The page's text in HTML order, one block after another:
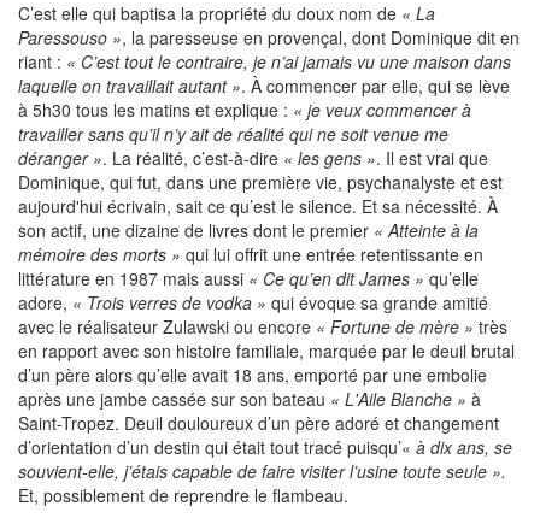
C’est elle qui baptisa la propriété du doux nom de « La
Paressouso », la paresseuse en provençal, dont Dominique dit en
riant : « C’est tout le contraire, je n’ai jamais vu une maison dans
laquelle on travaillait autant ». À commencer par elle, qui se lève
à 5h30 tous les matins et explique : « je veux commencer à
travailler sans qu’il n’y ait de réalité qui ne soit venue me
déranger ». La réalité, c’est-à-dire « les gens ». Il est vrai que
Dominique, qui fut, dans une première vie, psychanalyste et est
aujourd'hui écrivain, sait ce qu’est le silence. Et sa nécessité. À
son actif, une dizaine de livres dont le premier « Atteinte à la
mémoire des morts » qui lui offrit une entrée retentissante en
littérature en 1987 mais aussi « Ce qu’en dit James » qu’elle
adore, « Trois verres de vodka » qui évoque sa grande amitié
avec le réalisateur Zulawski ou encore « Fortune de mère » très
en rapport avec son histoire familiale, marquée par le deuil brutal
d’un père alors qu’elle avait 18 ans, emporté par une embolie
après une jambe cassée sur son bateau « L'Aile Blanche » à
Saint-Tropez. Deuil douloureux d’un père adoré et changement
d’orientation d’un destin qui était tout tracé puisqu’« à dix ans, se
souvient-elle, j’étais capable de faire visiter l’usine toute seule ».
Et, possiblement de reprendre le flambeau.